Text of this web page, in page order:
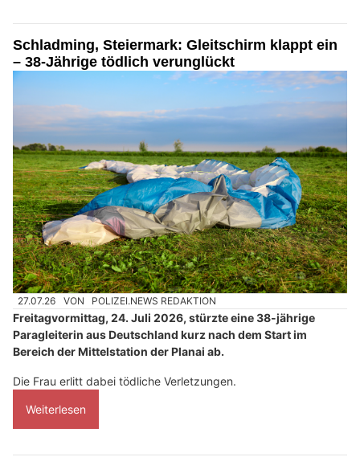
Schladming, Steiermark: Gleitschirm klappt ein
– 38-Jährige tödlich verunglückt
27.07.26 VON POLIZEI.NEWS REDAKTION
Freitagvormittag, 24. Juli 2026, stürzte eine 38-jährige
Paragleiterin aus Deutschland kurz nach dem Start im
Bereich der Mittelstation der Planai ab.
Die Frau erlitt dabei tödliche Verletzungen.
Weiterlesen